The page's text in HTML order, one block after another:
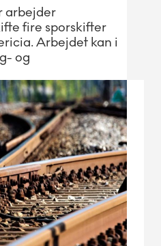
arbejder
fire sporskifter
Arbejdet kan i
og